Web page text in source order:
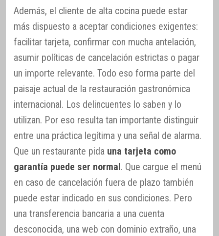
Además, el cliente de alta cocina puede estar
más dispuesto a aceptar condiciones exigentes:
facilitar tarjeta, confirmar con mucha antelación,
asumir políticas de cancelación estrictas o pagar
un importe relevante. Todo eso forma parte del
paisaje actual de la restauración gastronómica
internacional. Los delincuentes lo saben y lo
utilizan. Por eso resulta tan importante distinguir
entre una práctica legítima y una señal de alarma.
Que un restaurante pida una tarjeta como
garantía puede ser normal. Que cargue el menú
en caso de cancelación fuera de plazo también
puede estar indicado en sus condiciones. Pero
una transferencia bancaria a una cuenta
desconocida, una web con dominio extraño, una